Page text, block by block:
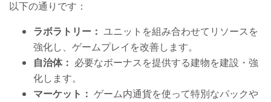
以下の通りです：
ラボラトリー： ユニットを組み合わせてリソースを
強化し、ゲームプレイを改善します。
自治体： 必要なボーナスを提供する建物を建設・強
化します。
マーケット： ゲーム内通貨を使って特別なパックや